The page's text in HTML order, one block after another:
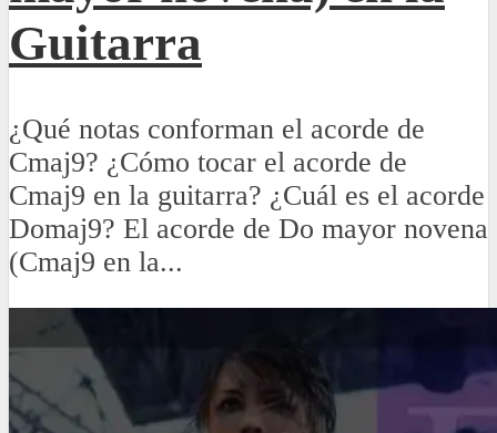
Guitarra
¿Qué notas conforman el acorde de
Cmaj9? ¿Cómo tocar el acorde de
Cmaj9 en la guitarra? ¿Cuál es el acorde
Domaj9? El acorde de Do mayor novena
(Cmaj9 en la...